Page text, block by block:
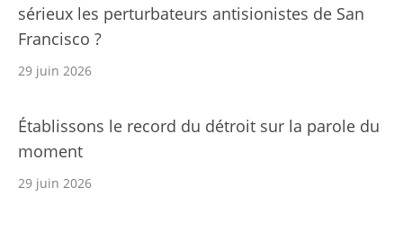
sérieux les perturbateurs antisionistes de San
Francisco ?
29 juin 2026
Établissons le record du détroit sur la parole du
moment
29 juin 2026